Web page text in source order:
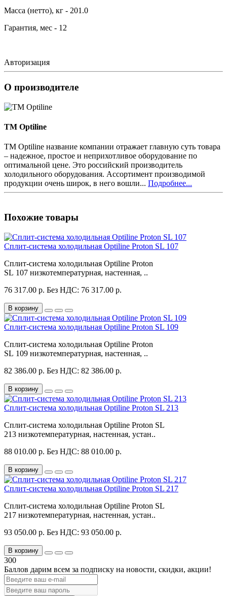
Масса (нетто), кг - 201.0
Гарантия, мес - 12
Авторизация
О производителе
TM Optiline
TM Optiline название компании отражает главную суть товара
– надежное, простое и неприхотливое оборудование по
оптимальной цене. Это российский производитель
холодильного оборудования. Ассортимент производимой
продукции очень широк, в него вошли... Подробнее...
Похожие товары
Сплит-система холодильная Optiline Proton SL 107
Сплит-система холодильная Optiline Proton
SL 107 низкотемпературная, настенная, ..
76 317.00 р. Без НДС: 76 317.00 р.
В корзину
Сплит-система холодильная Optiline Proton SL 109
Сплит-система холодильная Optiline Proton
SL 109 низкотемпературная, настенная, ..
82 386.00 р. Без НДС: 82 386.00 р.
В корзину
Сплит-система холодильная Optiline Proton SL 213
Сплит-система холодильная Optiline Proton SL
213 низкотемпературная, настенная, устан..
88 010.00 р. Без НДС: 88 010.00 р.
В корзину
Сплит-система холодильная Optiline Proton SL 217
Сплит-система холодильная Optiline Proton SL
217 низкотемпературная, настенная, устан..
93 050.00 р. Без НДС: 93 050.00 р.
В корзину
300
Баллов дарим всем за подписку на новости, скидки, акции!